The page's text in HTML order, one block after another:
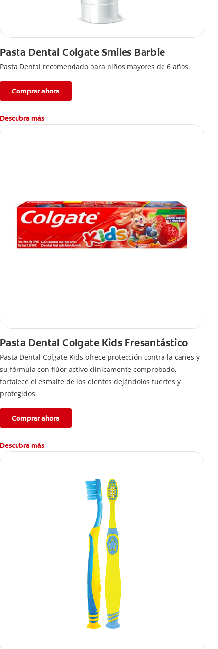
Pasta Dental Colgate Smiles Barbie
Pasta Dental recomendado para niños mayores de 6 años.
Comprar ahora
Descubra más
Pasta Dental Colgate Kids Fresantástico
Pasta Dental Colgate Kids ofrece protección contra la caries y
su fórmula con flúor activo clínicamente comprobado,
fortalece el esmalte de los dientes dejándolos fuertes y
protegidos.
Comprar ahora
Descubra más